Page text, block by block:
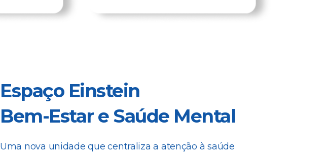
Espaço Einstein
Bem-Estar e Saúde Mental
Uma nova unidade que centraliza a atenção à saúde